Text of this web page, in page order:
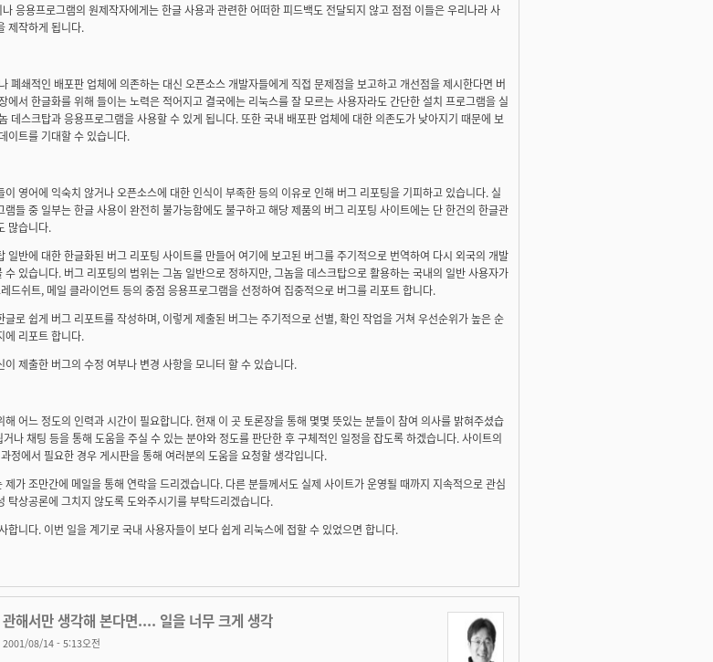
응용프로그램의 원제작자에게는 한글 사용과 관련한 어떠한 피드백도 전달되지 않고 점점 이들은 우리나라 사
제작하게 됩니다.
폐쇄적인 배포판 업체에 의존하는 대신 오픈소스 개발자들에게 직접 문제점을 보고하고 개선점을 제시한다면 버
에서 한글화를 위해 들이는 노력은 적어지고 결국에는 리눅스를 잘 모르는 사용자라도 간단한 설치 프로그램을 실
데스크탑과 응용프로그램을 사용할 수 있게 됩니다. 또한 국내 배포판 업체에 대한 의존도가 낮아지기 때문에 보
이트를 기대할 수 있습니다.
영어에 익숙치 않거나 오픈소스에 대한 인식이 부족한 등의 이유로 인해 버그 리포팅을 기피하고 있습니다. 실
들 중 일부는 한글 사용이 완전히 불가능함에도 불구하고 해당 제품의 버그 리포팅 사이트에는 단 한건의 한글관
많습니다.
일반에 대한 한글화된 버그 리포팅 사이트를 만들어 여기에 보고된 버그를 주기적으로 번역하여 다시 외국의 개발
있습니다. 버그 리포팅의 범위는 그놈 일반으로 정하지만, 그놈을 데스크탑으로 활용하는 국내의 일반 사용자가
드쉬트, 메일 클라이언트 등의 중점 응용프로그램을 선정하여 집중적으로 버그를 리포트 합니다.
글로 쉽게 버그 리포트를 작성하며, 이렇게 제출된 버그는 주기적으로 선별, 확인 작업을 거쳐 우선순위가 높은 순
에 리포트 합니다.
제출한 버그의 수정 여부나 변경 사항을 모니터 할 수 있습니다.
해 어느 정도의 인력과 시간이 필요합니다. 현재 이 곳 토론장을 통해 몇몇 뜻있는 분들이 참여 의사를 밝혀주셨습
나 채팅 등을 통해 도움을 주실 수 있는 분야와 정도를 판단한 후 구체적인 일정을 잡도록 하겠습니다. 사이트의
정에서 필요한 경우 게시판을 통해 여러분의 도움을 요청할 생각입니다.
가 조만간에 메일을 통해 연락을 드리겠습니다. 다른 분들께서도 실제 사이트가 운영될 때까지 지속적으로 관심
탁상공론에 그치지 않도록 도와주시기를 부탁드리겠습니다.
합니다. 이번 일을 계기로 국내 사용자들이 보다 쉽게 리눅스에 접할 수 있었으면 합니다.
해서만 생각해 본다면.... 일을 너무 크게 생각
2001/08/14 - 5:13오전